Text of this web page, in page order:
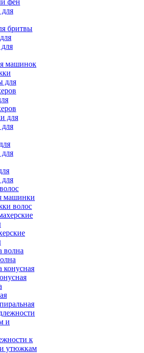
фен
бритвы
машинок
машинки
волос
к
утюжкам